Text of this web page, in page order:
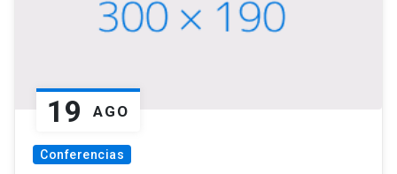
19 AGO
Conferencias